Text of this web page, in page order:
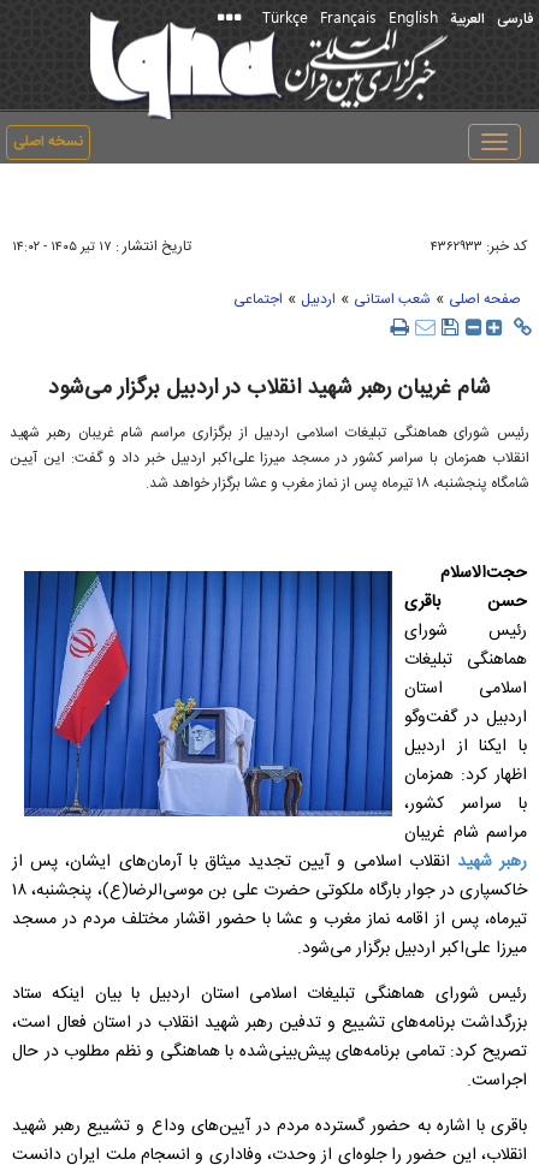
فارسی العربیة English
Français
Türkçe
نسخه اصلی
Toggle
navigation
کد خبر: ۴۳۶۲۹۳۳ تاریخ انتشار : ۱۷ تير ۱۴۰۵ - ۱۴:۰۲
صفحه اصلی » شعب استانی » اردبیل » اجتماعی
شام غریبان رهبر شهید انقلاب در اردبیل برگزار می‌شود
رئیس شورای هماهنگی تبلیغات اسلامی اردبیل از برگزاری مراسم شام غریبان رهبر شهید
انقلاب همزمان با سراسر کشور در مسجد میرزا علی‌اکبر اردبیل خبر داد و گفت: این آیین
شامگاه پنجشنبه، ۱۸ تیرماه پس از نماز مغرب و عشا برگزار خواهد شد.
حجت‌الاسلام
حسن باقری
رئیس شورای
هماهنگی تبلیغات
اسلامی استان
اردبیل در گفت‌و‌گو
با ایکنا از اردبیل
اظهار کرد: همزمان
با سراسر کشور،
مراسم شام غریبان
رهبر شهید انقلاب اسلامی و آیین تجدید میثاق با آرمان‌های ایشان، پس از
خاکسپاری در جوار بارگاه ملکوتی حضرت علی‌ بن‌ موسی‌الرضا(ع)، پنجشنبه، ۱۸
تیرماه، پس از اقامه نماز مغرب و عشا با حضور اقشار مختلف مردم در مسجد
میرزا علی‌اکبر اردبیل برگزار می‌شود.
رئیس شورای هماهنگی تبلیغات اسلامی استان اردبیل با بیان اینکه ستاد
بزرگداشت برنامه‌های تشییع و تدفین رهبر شهید انقلاب در استان فعال است،
تصریح کرد: تمامی برنامه‌های پیش‌بینی‌شده با هماهنگی و نظم مطلوب در حال
اجراست.
باقری با اشاره به حضور گسترده مردم در آیین‌های وداع و تشییع رهبر شهید
انقلاب، این حضور را جلوه‌ای از وحدت، وفاداری و انسجام ملت ایران دانست